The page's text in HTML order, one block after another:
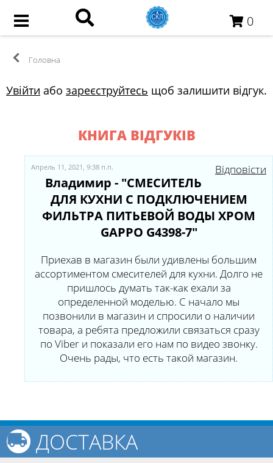
0
Головна
Увійти або зареєструйтесь щоб залишити відгук.
КНИГА ВІДГУКІВ
Апрель 11, 2021, 9:38 п.п. Відповісти
Владимир - "СМЕСИТЕЛЬ
ДЛЯ КУХНИ С ПОДКЛЮЧЕНИЕМ
ФИЛЬТРА ПИТЬЕВОЙ ВОДЫ ХРОМ
GAPPO G4398-7"
Приехав в магазин были удивлены большим
ассортиментом смесителей для кухни. Долго не
пришлось думать так-как ехали за
определенной моделью. С начало мы
позвонили в магазин и спросили о наличии
товара, а ребята предложили связаться сразу
по Viber и показали его нам по видео звонку.
Очень рады, что есть такой магазин.
ДОСТАВКА